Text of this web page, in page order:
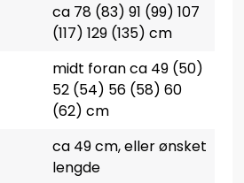
ca 78 (83) 91 (99) 107
(117) 129 (135) cm
midt foran ca 49 (50)
52 (54) 56 (58) 60
(62) cm
ca 49 cm, eller ønsket
lengde